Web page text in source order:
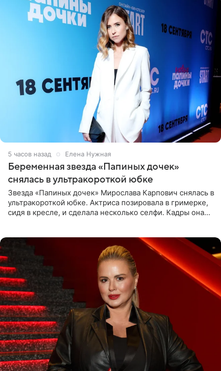
5 часов назад Елена Нужная
Беременная звезда «Папиных дочек»
снялась в ультракороткой юбке
Звезда «Папиных дочек» Мирослава Карпович снялась в
ультракороткой юбке. Актриса позировала в гримерке,
сидя в кресле, и сделала несколько селфи. Кадры она